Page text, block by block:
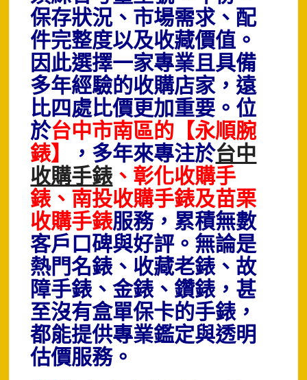
保存狀況、市場需求、配
件完整度以及收藏價值。
因此選擇一家專業且具備
多年經驗的收購店家，遠
比四處比價更加重要。 位
於台中市南區的【永順腕
錶】 ，多年來專注於台中
收購手錶、彰化收購手
錶、南投收購手錶及苗栗
收購手錶服務，累積無數
客戶口碑與好評。無論是
熱門名錶、收藏老錶、故
障手錶、金錶、鑽錶，甚
至沒有盒單保卡的手錶，
都能提供專業鑑定與透明
估價服務。